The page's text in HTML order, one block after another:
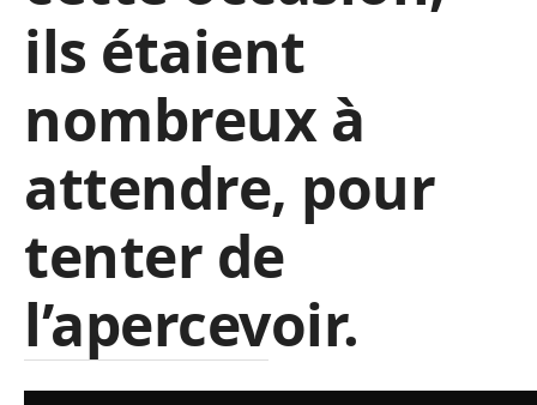
ils étaient
nombreux à
attendre, pour
tenter de
l’apercevoir.